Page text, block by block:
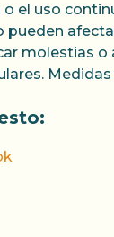
o el uso
pueden
molestias o